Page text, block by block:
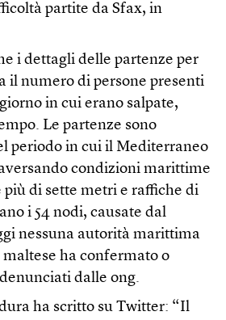
partite da Sfax, in
i dettagli delle partenze per
il numero di persone presenti
in cui erano salpate,
Le partenze sono
periodo in cui il Mediterraneo
condizioni marittime
più di sette metri e raffiche di
i 54 nodi, causate dal
nessuna autorità marittima
ha confermato o
dalle ong.
ha scritto su Twitter: “Il